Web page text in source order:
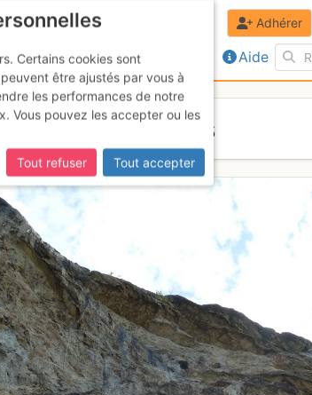
Aide
Adhérer
d'eau franches
Certains cookies sont
être ajustés par vous à
les performances de notre
Vous pouvez les accepter ou les
Tout refuser
Tout accepter